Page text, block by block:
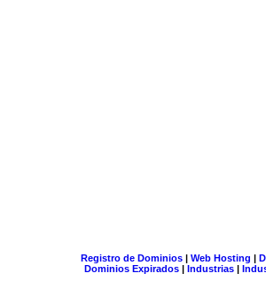
Registro de Dominios| Web Hosting |
Dominios Expirados | Industrias |